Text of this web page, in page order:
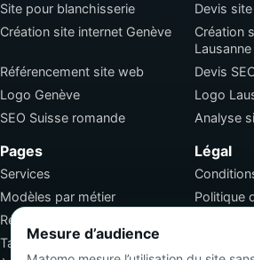
Site pour blanchisserie
Devis
Création site internet Genève
Création
Lausanne
Référencement site web
Devis
Logo Genève
Logo
SEO Suisse romande
Analyse
Pages
Services
Modèles par métier
Réalisations
Tarifs
Légal
Politique
Mesure d’audience